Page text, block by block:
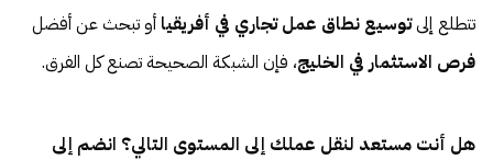
تتطلع إلىتوسيع نطاق عمل تجاري في أفريقيا أو تبحث عن أفضل
فرص الاستثمار في الخليج، فإن الشبكة الصحيحة تصنع كل الفرق.
هل أنت مستعد لنقل عملك إلى المستوى التالي؟ انضم إلى